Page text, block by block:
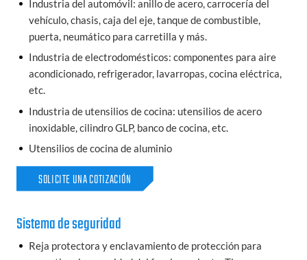
Industria del automóvil: anillo de acero, carrocería del
vehículo, chasis, caja del eje, tanque de combustible,
puerta, neumático para carretilla y más.
Industria de electrodomésticos: componentes para aire
acondicionado, refrigerador, lavarropas, cocina eléctrica,
etc.
Industria de utensilios de cocina: utensilios de acero
inoxidable, cilindro GLP, banco de cocina, etc.
Utensilios de cocina de aluminio
SOLICITE UNA COTIZACIÓN
Sistema de seguridad
Reja protectora y enclavamiento de protección para